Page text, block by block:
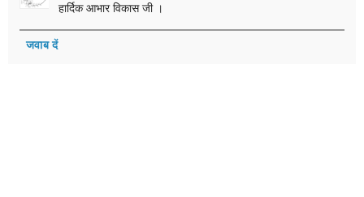
हार्दिक आभार विकास जी ।
जवाब दें